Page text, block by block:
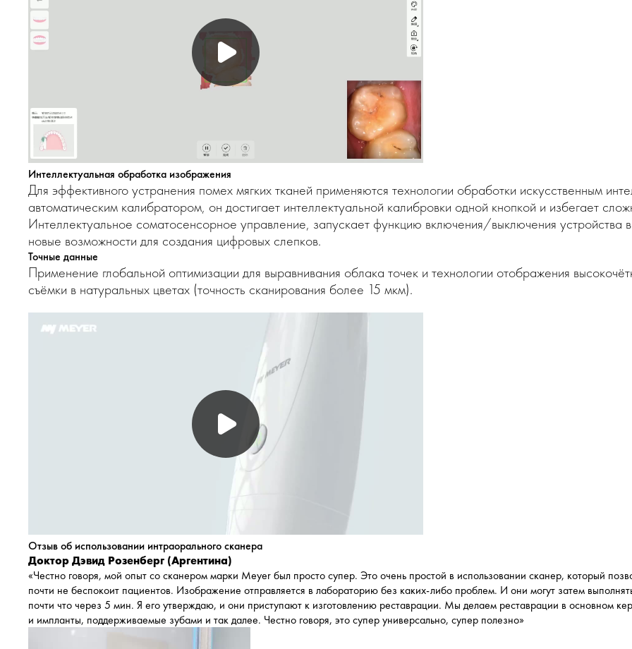
Интеллектуальная обработка изображения
Для эффективного устранения помех мягких тканей применяются технологии обработки искусственным
автоматическим калибратором, он достигает интеллектуальной калибровки одной кнопкой и избегает
Интеллектуальное соматосенсорное управление, запускает функцию включения/выключения устройства
новые возможности для создания цифровых слепков.
Точные данные
Применение глобальной оптимизации для выравнивания облака точек и технологии отображения
съёмки в натуральных цветах (точность сканирования более 15 мкм).
Отзыв об использовании интраорального сканера
Доктор Дэвид Розенберг (Аргентина)
«Честно говоря, мой опыт со сканером марки Meyer был просто супер. Это очень простой в использовании сканер, который
почти не беспокоит пациентов. Изображение отправляется в лабораторию без каких-либо проблем. И они могут затем
почти что через 5 мин. Я его утверждаю, и они приступают к изготовлению реставрации. Мы делаем реставрации в основном
и импланты, поддерживаемые зубами и так далее. Честно говоря, это супер универсально, супер полезно»